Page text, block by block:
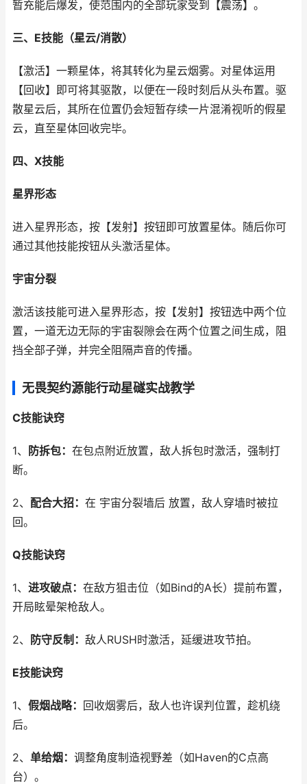
暂充能后爆发，使范围内的全部玩家受到【震荡】。
三、E技能（星云/消散）
【激活】一颗星体，将其转化为星云烟雾。对星体运用
【回收】即可将其驱散，以便在一段时刻后从头布置。驱
散星云后，其所在位置仍会短暂存续一片混淆视听的假星
云，直至星体回收完毕。
四、X技能
星界形态
进入星界形态，按【发射】按钮即可放置星体。随后你可
通过其他技能按钮从头激活星体。
宇宙分裂
激活该技能可进入星界形态，按【发射】按钮选中两个位
置，一道无边无际的宇宙裂隙会在两个位置之间生成，阻
挡全部子弹，并完全阻隔声音的传播。
无畏契约源能行动星礈实战教学
C技能诀窍
1、 防拆包： 在包点附近放置，敌人拆包时激活，强制打
断。
2、 配合大招： 在 宇宙分裂墙后 放置，敌人穿墙时被拉
回。
Q技能诀窍
1、 进攻破点： 在敌方狙击位（如Bind的A长）提前布置，
开局眩晕架枪敌人。
2、 防守反制： 敌人RUSH时激活，延缓进攻节拍。
E技能诀窍
1、 假烟战略：
回收烟雾后，敌人也许误判位置，趁机绕
后。
2、 单给烟： 调整角度制造视野差（如Haven的C点高
台）。